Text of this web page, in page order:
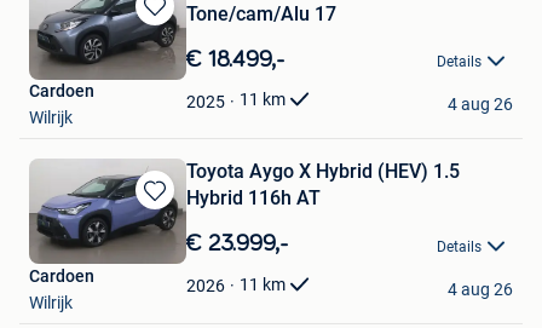
Bewaren
in
Mijn
Favorieten
Tone/cam/Alu 17
€ 18.499,- Details
2025 11 km
Cardoen
Wilrijk
4 aug 26
Bewaren
in
Mijn
Favorieten
Toyota Aygo X Hybrid (HEV) 1.5
Hybrid 116h AT
€ 23.999,- Details
2026 11 km
Cardoen
Wilrijk
4 aug 26